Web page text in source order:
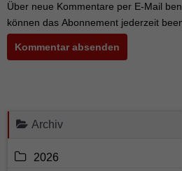
Über neue Kommentare per E-Mail
können das Abonnement jederzeit
Kommentar absenden
Archiv
2026